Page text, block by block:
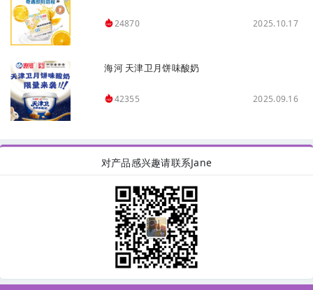
24870 2025.10.17
海河 天津卫月饼味酸奶
42355 2025.09.16
对产品感兴趣请联系Jane